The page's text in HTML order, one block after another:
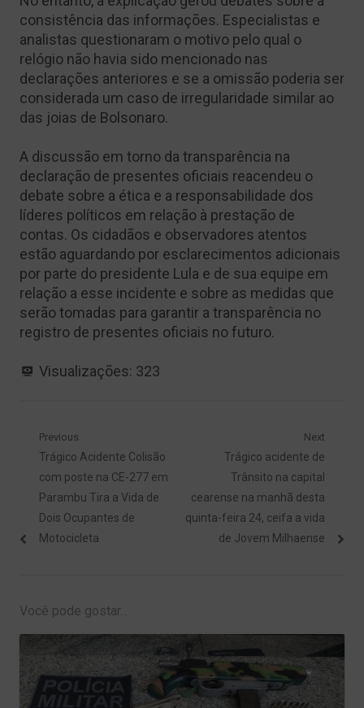
consistência das informações. Especialistas e
analistas questionaram o motivo pelo qual o
relógio não havia sido mencionado nas
declarações anteriores e se a omissão poderia ser
considerada um caso de irregularidade similar ao
das joias de Bolsonaro.
A discussão em torno da transparência na
declaração de presentes oficiais reacendeu o
debate sobre a ética e a responsabilidade dos
líderes políticos em relação à prestação de
contas. Os cidadãos e observadores atentos
estão aguardando por esclarecimentos adicionais
por parte do presidente Lula e de sua equipe em
relação a esse incidente e sobre as medidas que
serão tomadas para garantir a transparência no
registro de presentes oficiais no futuro.
Visualizações: 323
Navegação
de
Post
Previous
Previous
post:
Trágico Acidente Colisão
com poste na CE-277 em
Parambu Tira a Vida de
Dois Ocupantes de
Motocicleta
Next
Next
post:
Trágico acidente de
Trânsito na capital
cearense na manhã desta
quinta-feira 24, ceifa a vida
de Jovem Milhaense
Você pode gostar...